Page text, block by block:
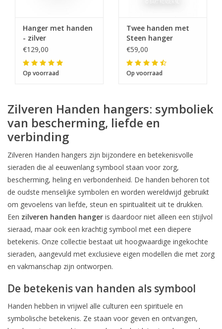
Hanger met handen
- zilver
€129,00
Op voorraad
Twee handen met
Steen hanger
€59,00
Op voorraad
Zilveren Handen hangers: symboliek
van bescherming, liefde en
verbinding
Zilveren Handen hangers zijn bijzondere en betekenisvolle
sieraden die al eeuwenlang symbool staan voor zorg,
bescherming, heling en verbondenheid. De handen behoren tot
de oudste menselijke symbolen en worden wereldwijd gebruikt
om gevoelens van liefde, steun en spiritualiteit uit te drukken.
Een zilveren handen hanger is daardoor niet alleen een stijlvol
sieraad, maar ook een krachtig symbool met een diepere
betekenis. Onze collectie bestaat uit hoogwaardige ingekochte
sieraden, aangevuld met exclusieve eigen modellen die met zorg
en vakmanschap zijn ontworpen.
De betekenis van handen als symbool
Handen hebben in vrijwel alle culturen een spirituele en
symbolische betekenis. Ze staan voor geven en ontvangen,